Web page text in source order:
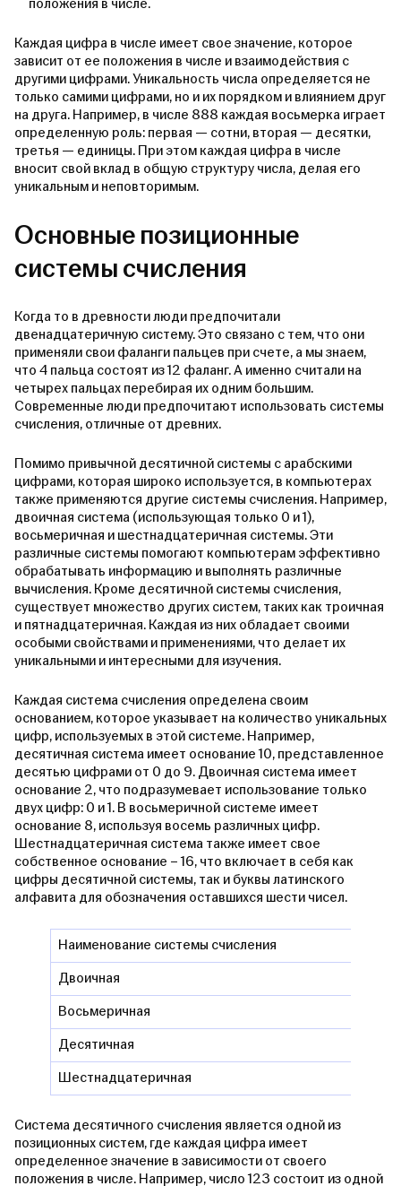
положения в числе.
Каждая цифра в числе имеет свое значение, которое
зависит от ее положения в числе и взаимодействия с
другими цифрами. Уникальность числа определяется не
только самими цифрами, но и их порядком и влиянием друг
на друга. Например, в числе 888 каждая восьмерка играет
определенную роль: первая — сотни, вторая — десятки,
третья — единицы. При этом каждая цифра в числе
вносит свой вклад в общую структуру числа, делая его
уникальным и неповторимым.
Основные позиционные
системы счисления
Когда то в древности люди предпочитали
двенадцатеричную систему. Это связано с тем, что они
применяли свои фаланги пальцев при счете, а мы знаем,
что 4 пальца состоят из 12 фаланг. А именно считали на
четырех пальцах перебирая их одним большим.
Современные люди предпочитают использовать системы
счисления, отличные от древних.
Помимо привычной десятичной системы с арабскими
цифрами, которая широко используется, в компьютерах
также применяются другие системы счисления. Например,
двоичная система (использующая только 0 и 1),
восьмеричная и шестнадцатеричная системы. Эти
различные системы помогают компьютерам эффективно
обрабатывать информацию и выполнять различные
вычисления. Кроме десятичной системы счисления,
существует множество других систем, таких как троичная
и пятнадцатеричная. Каждая из них обладает своими
особыми свойствами и применениями, что делает их
уникальными и интересными для изучения.
Каждая система счисления определена своим
основанием, которое указывает на количество уникальных
цифр, используемых в этой системе. Например,
десятичная система имеет основание 10, представленное
десятью цифрами от 0 до 9. Двоичная система имеет
основание 2, что подразумевает использование только
двух цифр: 0 и 1. В восьмеричной системе имеет
основание 8, используя восемь различных цифр.
Шестнадцатеричная система также имеет свое
собственное основание – 16, что включает в себя как
цифры десятичной системы, так и буквы латинского
алфавита для обозначения оставшихся шести чисел.
Наименование системы счисления
Двоичная
Восьмеричная
Десятичная
Шестнадцатеричная
Система десятичного счисления является одной из
позиционных систем, где каждая цифра имеет
определенное значение в зависимости от своего
положения в числе. Например, число 123 состоит из одной